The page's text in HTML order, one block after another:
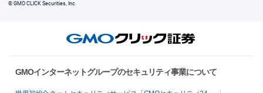
© GMO CLICK Securities, Inc.
GMOインターネットグループのセキュリティ事業について